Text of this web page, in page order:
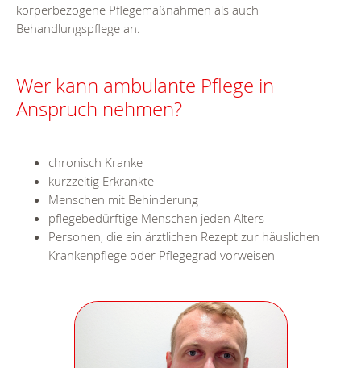
körperbezogene Pflegemaßnahmen als auch
Behandlungspflege an.
Wer kann ambulante Pflege in
Anspruch nehmen?
chronisch Kranke
kurzzeitig Erkrankte
Menschen mit Behinderung
pflegebedürftige Menschen jeden Alters
Personen, die ein ärztlichen Rezept zur häuslichen
Krankenpflege oder Pflegegrad vorweisen